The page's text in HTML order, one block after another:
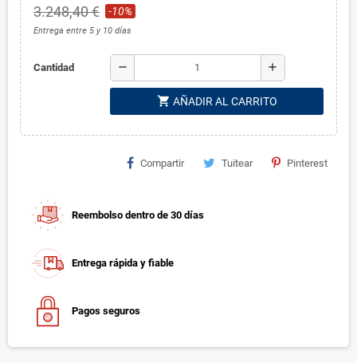
3.248,40 € -10%
Entrega entre 5 y 10 días
Cantidad remove add
shopping_cart AÑADIR AL CARRITO
Compartir Tuitear Pinterest
Reembolso dentro de 30 días
Entrega rápida y fiable
Pagos seguros